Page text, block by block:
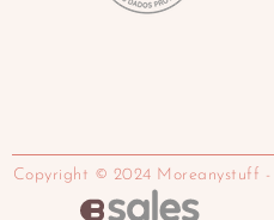
Copyright © 2024 Moreanystuff -